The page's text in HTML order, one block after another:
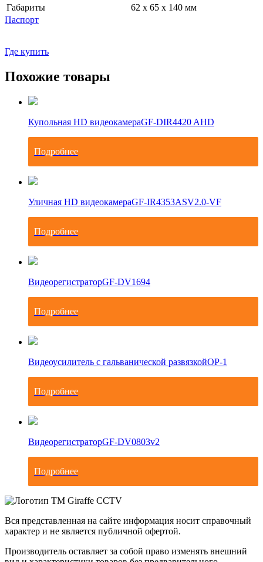
Габариты
62 x 65 x 140 мм
Паспорт
Где купить
Похожие товары
Купольная HD видеокамераGF-DIR4420 AHD
Подробнее
Уличная HD видеокамераGF-IR4353ASV2.0-VF
Подробнее
ВидеорегистраторGF-DV1694
Подробнее
Видеоусилитель с гальванической развязкойOP-1
Подробнее
ВидеорегистраторGF-DV0803v2
Подробнее
Вся представленная на сайте информация носит справочный
характер и не является публичной офертой.
Производитель оставляет за собой право изменять внешний